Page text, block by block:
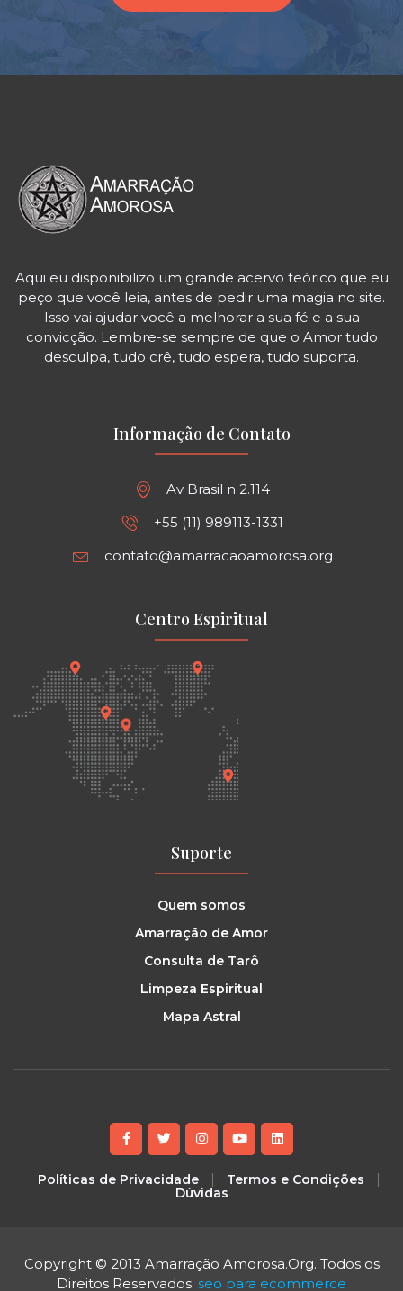
Aqui eu disponibilizo um grande acervo teórico que eu
peço que você leia, antes de pedir uma magia no site.
Isso vai ajudar você a melhorar a sua fé e a sua
convicção. Lembre-se sempre de que o Amor tudo
desculpa, tudo crê, tudo espera, tudo suporta.
Informação de Contato
Av Brasil n 2.114
+55 (11) 989113-1331
contato@amarracaoamorosa.org
Centro Espiritual
Suporte
Quem somos
Amarração de Amor
Consulta de Tarô
Limpeza Espiritual
Mapa Astral
Políticas de Privacidade
Termos e Condições
Dúvidas
Copyright © 2013 Amarração Amorosa.Org. Todos os
Direitos Reservados. seo para ecommerce